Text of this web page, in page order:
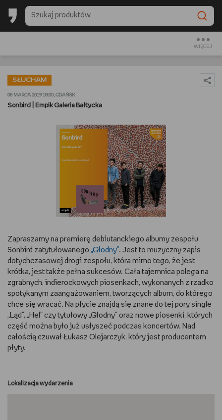
WIĘCEJ
BESTSELLERY EMPIKU 2025
OGLĄDAM
PREZENTOWNIKI
URZĄDZAM I DEKORUJĘ
RYSUJĘ
DIY
MAM ZWIERZĘTA
DBAM O URODĘ
PASJE DZIECKA
PORADNIKI
SŁUCHAM
08 MARCA 2019 18:00, GDAŃSK
Sonbird | Empik Galeria Bałtycka
Zapraszamy na premierę debiutanckiego albumy zespołu
Sonbird zatytułowanego „Głodny". Jest to muzyczny zapis
dotychczasowej drogi zespołu, która mimo tego, że jest
krótka, jest także pełna sukcesów. Cała tajemnica polega na
zgrabnych, indierockowych piosenkach, wykonanych z rzadko
spotykanym zaangażowaniem, tworzących album, do którego
chce się wracać. Na płycie znajdą się znane do tej pory single
„Ląd", „Hel” czy tytułowy „Głodny" oraz nowe piosenki, których
część można było już usłyszeć podczas koncertów. Nad
całością czuwał Łukasz Olejarczyk, który jest producentem
płyty.
Lokalizacja wydarzenia